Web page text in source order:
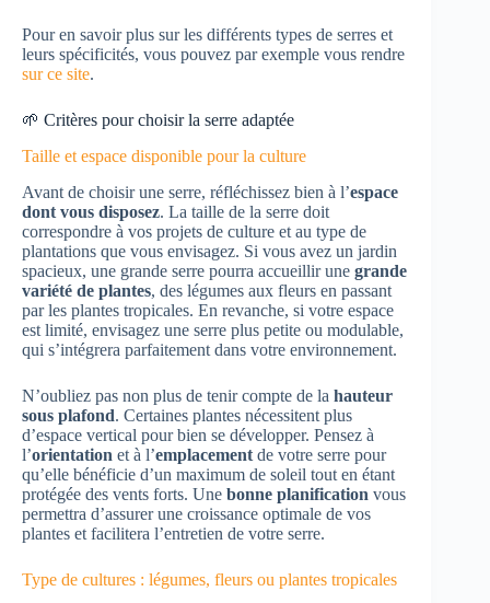
Pour en savoir plus sur les différents types de serres et
leurs spécificités, vous pouvez par exemple vous rendre
sur ce site.
🌱 Critères pour choisir la serre adaptée
Taille et espace disponible pour la culture
Avant de choisir une serre, réfléchissez bien à l’espace
dont vous disposez. La taille de la serre doit
correspondre à vos projets de culture et au type de
plantations que vous envisagez. Si vous avez un jardin
spacieux, une grande serre pourra accueillir une grande
variété de plantes, des légumes aux fleurs en passant
par les plantes tropicales. En revanche, si votre espace
est limité, envisagez une serre plus petite ou modulable,
qui s’intégrera parfaitement dans votre environnement.
N’oubliez pas non plus de tenir compte de la hauteur
sous plafond. Certaines plantes nécessitent plus
d’espace vertical pour bien se développer. Pensez à
l’orientation et à l’emplacement de votre serre pour
qu’elle bénéficie d’un maximum de soleil tout en étant
protégée des vents forts. Une bonne planification vous
permettra d’assurer une croissance optimale de vos
plantes et facilitera l’entretien de votre serre.
Type de cultures : légumes, fleurs ou plantes tropicales